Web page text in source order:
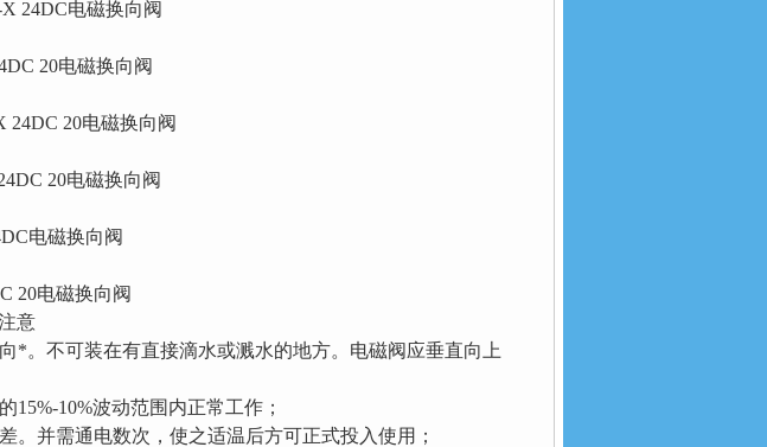
24DC电磁换向阀
20电磁换向阀
24DC 20电磁换向阀
20电磁换向阀
电磁换向阀
20电磁换向阀
意
*。不可装在有直接滴水或溅水的地方。电磁阀应垂直向上
15%-10%波动范围内正常工作；
。并需通电数次，使之适温后方可正式投入使用；